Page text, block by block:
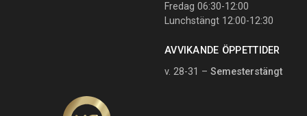
Fredag 06:30-12:00
Lunchstängt 12:00-12:30
AVVIKANDE ÖPPETTIDER
v. 28-31 – Semesterstängt